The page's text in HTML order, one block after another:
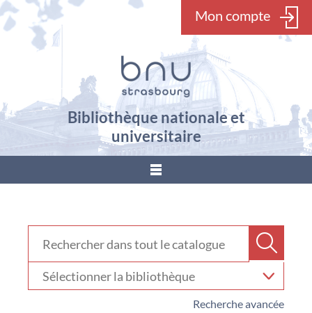
Mon compte
Bibliothèque nationale et
universitaire
???
Recherche avancée
votre
bibliothèque